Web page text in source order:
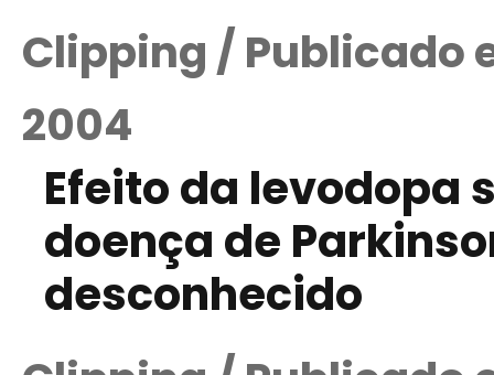
Clipping / Publicado
2004
Efeito da levodopa
doença de
desconhecido